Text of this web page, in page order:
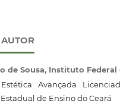
de Sousa, Instituto Federal
Avançada
de Ensino do Ceará